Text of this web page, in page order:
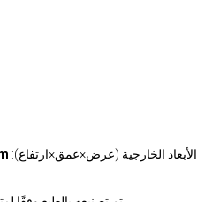
:الأبعاد الخارجية (عرض×عمق×ارتفاع)